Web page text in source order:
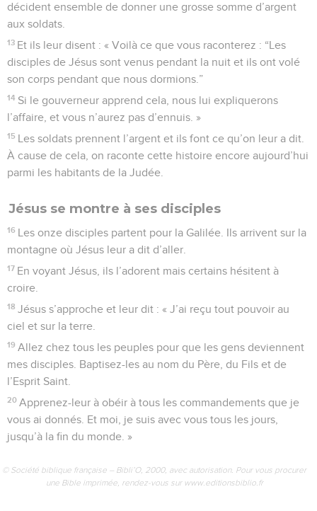
décident ensemble de donner une grosse somme d’argent
aux soldats.
13 Et ils leur disent : « Voilà ce que vous raconterez : “Les
disciples de Jésus sont venus pendant la nuit et ils ont volé
son corps pendant que nous dormions.”
14 Si le gouverneur apprend cela, nous lui expliquerons
l’affaire, et vous n’aurez pas d’ennuis. »
15 Les soldats prennent l’argent et ils font ce qu’on leur a dit.
À cause de cela, on raconte cette histoire encore aujourd’hui
parmi les habitants de la Judée.
Jésus se montre à ses disciples
16 Les onze disciples partent pour la Galilée. Ils arrivent sur la
montagne où Jésus leur a dit d’aller.
17 En voyant Jésus, ils l’adorent mais certains hésitent à
croire.
18 Jésus s’approche et leur dit : « J’ai reçu tout pouvoir au
ciel et sur la terre.
19 Allez chez tous les peuples pour que les gens deviennent
mes disciples. Baptisez-les au nom du Père, du Fils et de
l’Esprit Saint.
20 Apprenez-leur à obéir à tous les commandements que je
vous ai donnés. Et moi, je suis avec vous tous les jours,
jusqu’à la fin du monde. »
© Société biblique française – Bibli’O, 2000, avec autorisation. Pour vous procurer
une Bible imprimée, rendez-vous sur www.editionsbiblio.fr